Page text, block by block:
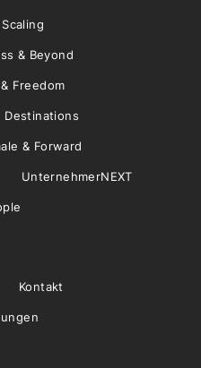
& Beyond
Freedom
Destinations
& Forward
UnternehmerNEXT
Kontakt